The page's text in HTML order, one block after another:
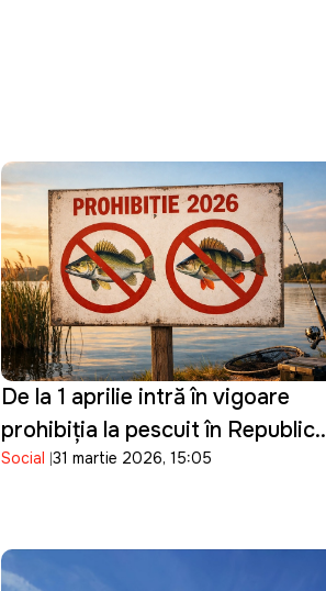
De la 1 aprilie intră în vigoare
prohibiția la pescuit în Republica
Moldova
Social 31 martie 2026, 15:05